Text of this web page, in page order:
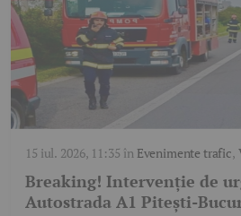
15 iul. 2026, 11:35 în Evenimente trafic,
Breaking! Intervenție de
Autostrada A1 Pitești-